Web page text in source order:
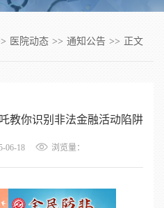
医院动态 >> 通知公告 >> 正文
你识别非法金融活动陷阱
06-18 浏览量：